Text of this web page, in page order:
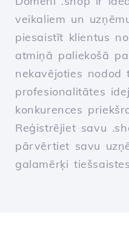
veikaliem un
piesaistīt klientus
atmiņā paliekošā
nekavējoties nodod
profesionalitātes
konkurences
Reģistrējiet savu
pārvērtiet savu
galamērķi